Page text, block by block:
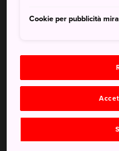
Bettodeai. Il viaggio
noleggio, ma nelle ore
navetta per Bettodeai.
Cookie per pubblicità